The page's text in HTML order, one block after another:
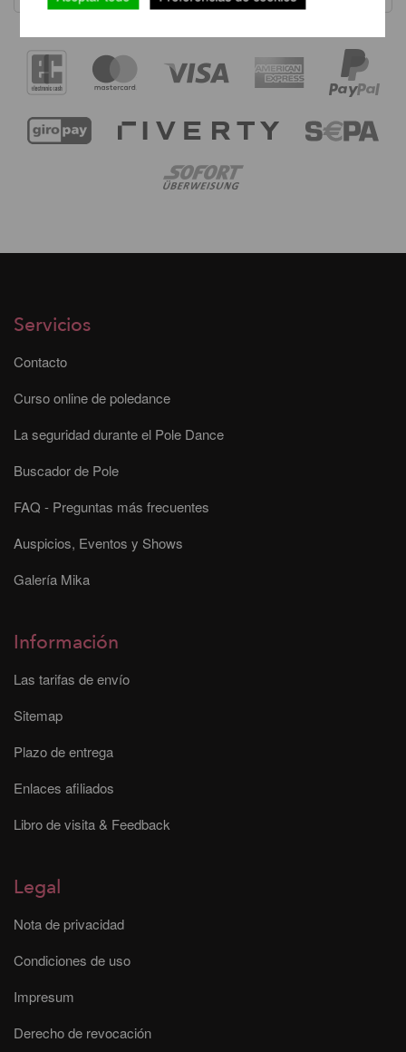
Servicios
Contacto
Curso online de poledance
La seguridad durante el Pole Dance
Buscador de Pole
FAQ - Preguntas más frecuentes
Auspicios, Eventos y Shows
Galería Mika
Información
Las tarifas de envío
Sitemap
Plazo de entrega
Enlaces afiliados
Libro de visita & Feedback
Legal
Nota de privacidad
Condiciones de uso
Impresum
Derecho de revocación